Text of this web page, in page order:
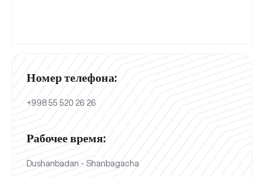
Номер телефона:
+998 55 520 26 26
Рабочее время:
Dushanbadan - Shanbagacha